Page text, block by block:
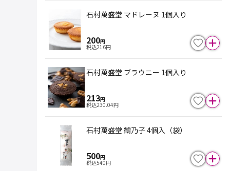
石村萬盛堂 マドレーヌ 1個入り
200円
税込216円
石村萬盛堂 ブラウニー 1個入り
213円
税込230.04円
石村萬盛堂 鶴乃子 4個入（袋）
500円
税込540円